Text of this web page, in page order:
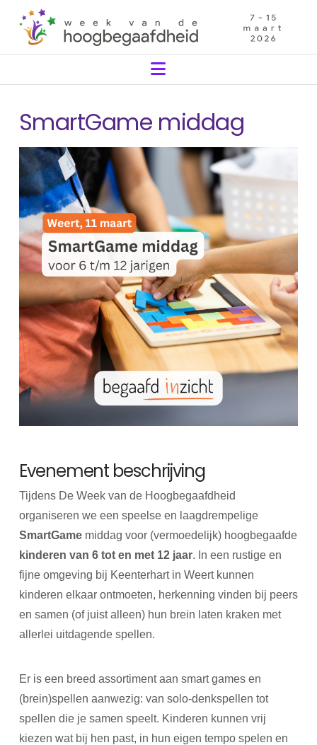
Navigation
SmartGame middag
Evenement beschrijving
Tijdens De Week van de Hoogbegaafdheid
organiseren we een speelse en laagdrempelige
SmartGame middag voor (vermoedelijk) hoogbegaafde
kinderen van 6 tot en met 12 jaar. In een rustige en
fijne omgeving bij Keenterhart in Weert kunnen
kinderen elkaar ontmoeten, herkenning vinden bij peers
en samen (of juist alleen) hun brein laten kraken met
allerlei uitdagende spellen.
Er is een breed assortiment aan smart games en
(brein)spellen aanwezig: van solo-denkspellen tot
spellen die je samen speelt. Kinderen kunnen vrij
kiezen wat bij hen past, in hun eigen tempo spelen en